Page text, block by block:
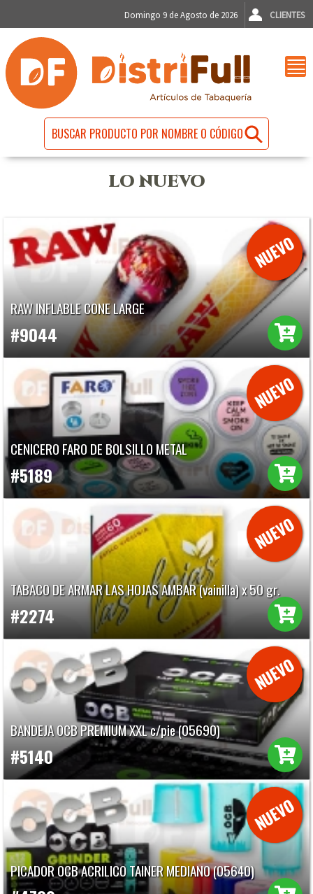
Domingo 9 de Agosto de 2026 CLIENTES
LO NUEVO
RAW INFLABLE CONE LARGE
#9044
CENICERO FARO DE BOLSILLO METAL
#5189
TABACO DE ARMAR LAS HOJAS AMBAR (vainilla) x 50 gr.
#2274
BANDEJA OCB PREMIUM XXL c/pie (05690)
#5140
PICADOR OCB ACRILICO TAINER MEDIANO (05640)